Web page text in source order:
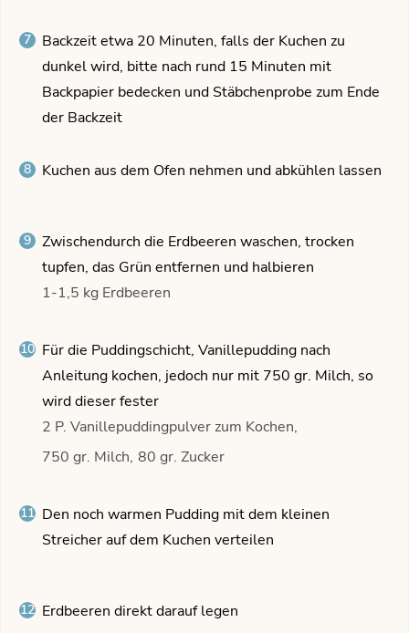
Backzeit etwa 20 Minuten, falls der Kuchen zu
dunkel wird, bitte nach rund 15 Minuten mit
Backpapier bedecken und Stäbchenprobe zum Ende
der Backzeit
Kuchen aus dem Ofen nehmen und abkühlen lassen
Zwischendurch die Erdbeeren waschen, trocken
tupfen, das Grün entfernen und halbieren
1-1,5 kg Erdbeeren
Für die Puddingschicht, Vanillepudding nach
Anleitung kochen, jedoch nur mit 750 gr. Milch, so
wird dieser fester
2 P. Vanillepuddingpulver zum Kochen,
750 gr. Milch, 80 gr. Zucker
Den noch warmen Pudding mit dem kleinen
Streicher auf dem Kuchen verteilen
Erdbeeren direkt darauf legen